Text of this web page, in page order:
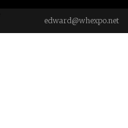
edward@whexpo.net